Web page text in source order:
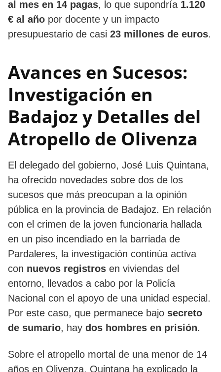
al mes en 14 pagas, lo que supondría 1.120
€ al año por docente y un impacto
presupuestario de casi 23 millones de euros.
Avances en Sucesos:
Investigación en
Badajoz y Detalles del
Atropello de Olivenza
El delegado del gobierno, José Luis Quintana,
ha ofrecido novedades sobre dos de los
sucesos que más preocupan a la opinión
pública en la provincia de Badajoz. En relación
con el crimen de la joven funcionaria hallada
en un piso incendiado en la barriada de
Pardaleres, la investigación continúa activa
con nuevos registros en viviendas del
entorno, llevados a cabo por la Policía
Nacional con el apoyo de una unidad especial.
Por este caso, que permanece bajo secreto
de sumario, hay dos hombres en prisión.
Sobre el atropello mortal de una menor de 14
años en Olivenza, Quintana ha explicado la